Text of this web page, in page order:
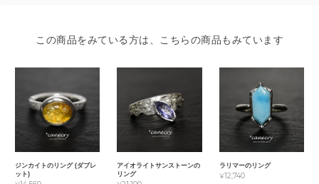
この商品をみている方は、こちらの商品もみています
ジンカイトのリング (ダブレ
ット)
アイオライトサンストーンの
リング
ラリマーのリング
¥12,740